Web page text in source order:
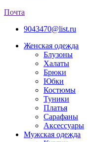
Почта
9043470@list.ru
Женская одежда
Блузоны
Халаты
Брюки
Юбки
Костюмы
Туники
Платья
Сарафаны
Аксессуары
Мужская одежда